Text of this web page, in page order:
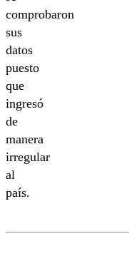
comprobaron
sus
datos
puesto
que
ingresó
de
manera
irregular
al
país.